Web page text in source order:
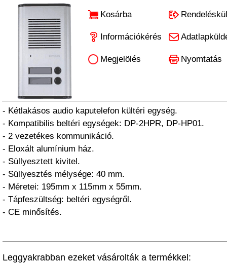
Kosárba
Információkérés
Megjelölés Nyomtatás
- Kétlakásos audio kaputelefon kültéri egység.
- Kompatibilis beltéri egységek: DP-2HPR, DP-HP01.
- 2 vezetékes kommunikáció.
- Eloxált alumínium ház.
- Süllyesztett kivitel.
- Süllyesztés mélysége: 40 mm.
- Méretei: 195mm x 115mm x 55mm.
- Tápfeszültség: beltéri egységről.
- CE minősítés.
Leggyakrabban ezeket vásárolták a termékkel: